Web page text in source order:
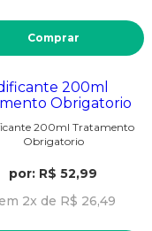
Comprar
200ml Tratamento
Obrigatorio
por: R$ 52,99
2x de R$ 26,49